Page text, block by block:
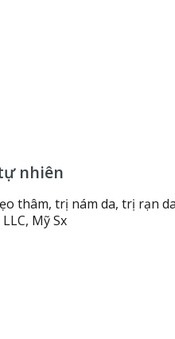
nhiên
thâm, trị nám da, trị rạn da
Mỹ Sx